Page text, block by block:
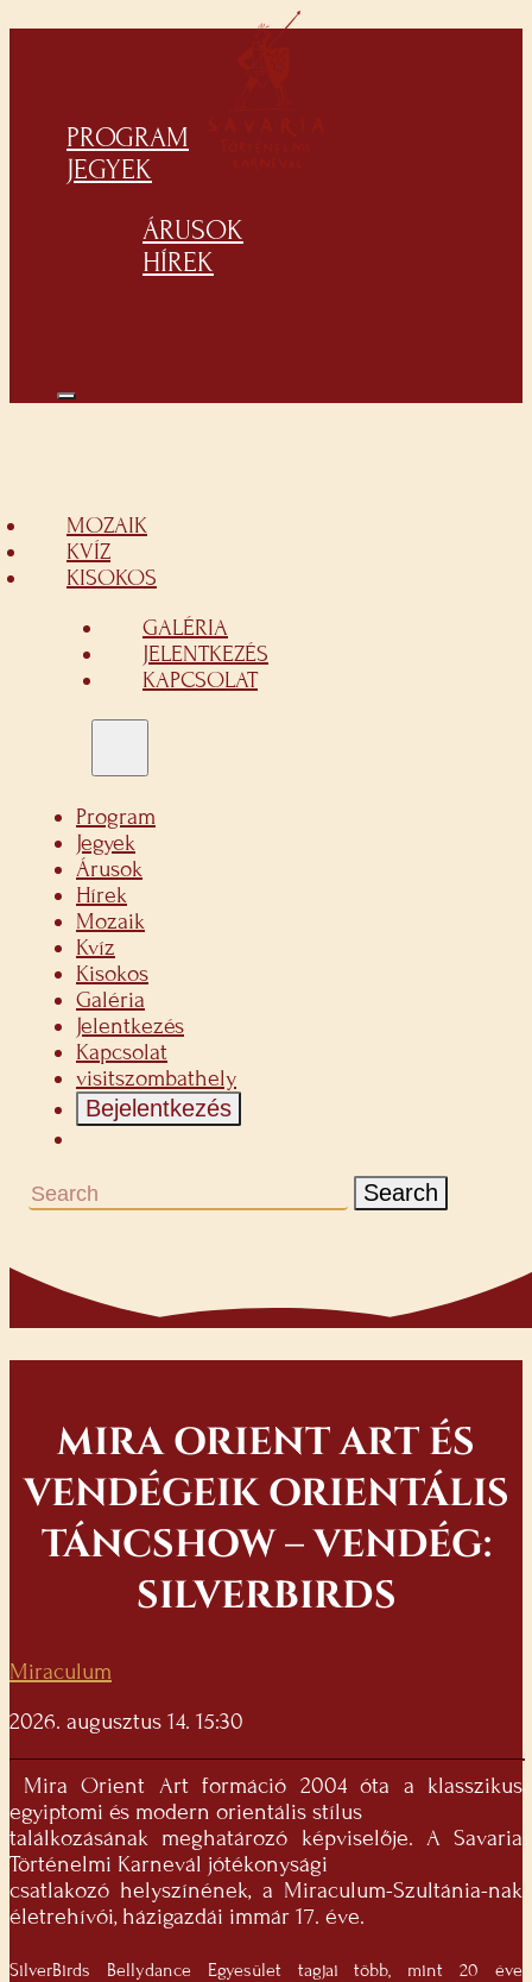
PROGRAM
JEGYEK
ÁRUSOK
HÍREK
MOZAIK
KVÍZ
KISOKOS
GALÉRIA
JELENTKEZÉS
KAPCSOLAT
Program
Jegyek
Árusok
Hírek
Mozaik
Kvíz
Kisokos
Galéria
Jelentkezés
Kapcsolat
visitszombathely
Bejelentkezés
Search
MIRA ORIENT ART ÉS
VENDÉGEIK ORIENTÁLIS
TÁNCSHOW – VENDÉG:
SILVERBIRDS
Miraculum
2026. augusztus 14. 15:30
Mira Orient Art formáció 2004 óta a klasszikus
egyiptomi és modern orientális stílus
találkozásának meghatározó képviselője. A Savaria
Történelmi Karnevál jótékonysági
csatlakozó helyszínének, a Miraculum-Szultánia-nak
életrehívói, házigazdái immár 17. éve.
SilverBirds Bellydance Egyesület tagjai több, mint 20 éve